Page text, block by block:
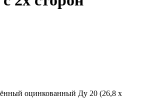
оцинкованный Ду 20 (26,8 х